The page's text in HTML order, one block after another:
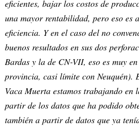
eficientes, bajar los costos de
una mayor rentabilidad, pero eso es
eficiencia. Y en el caso del no
buenos resultados en sus dos
Bardas y la de CN-VII, eso es muy
provincia, casi límite con Neuquén).
Vaca Muerta estamos trabajando en
partir de los datos que ha podido
también a partir de datos que ya